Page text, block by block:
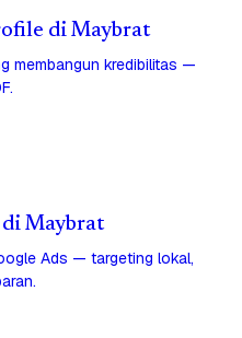
di Maybrat
membangun kredibilitas —
Maybrat
Ads — targeting lokal,